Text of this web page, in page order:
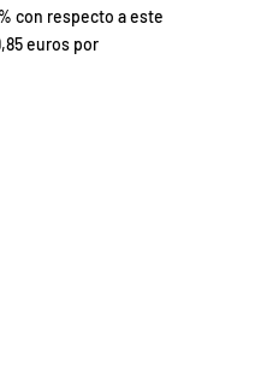
con respecto a este
euros por